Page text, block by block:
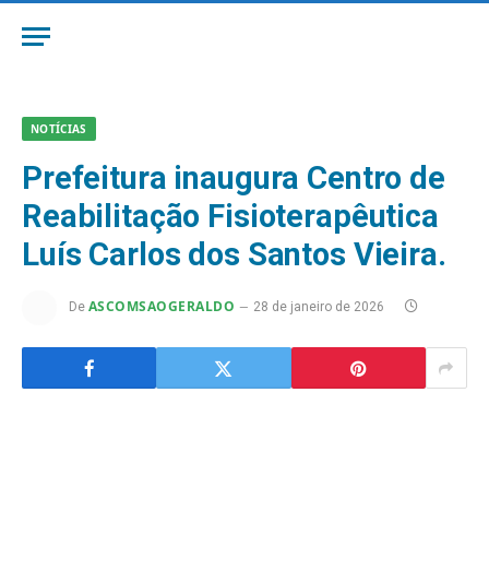
NOTÍCIAS
Prefeitura inaugura Centro de
Reabilitação Fisioterapêutica
Luís Carlos dos Santos Vieira.
De ASCOMSAOGERALDO 28 de janeiro de 2026